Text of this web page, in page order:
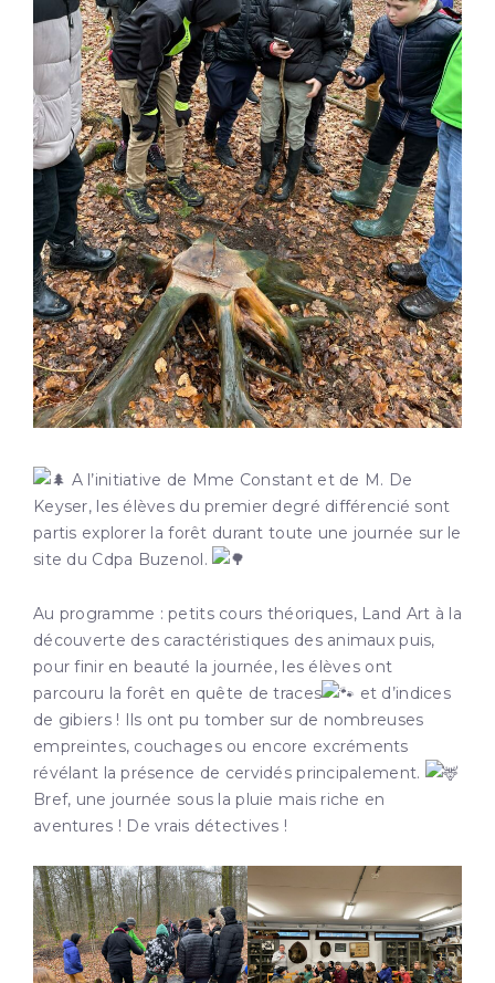
A l’initiative de Mme Constant et de M. De
Keyser, les élèves du premier degré différencié sont
partis explorer la forêt durant toute une journée sur le
site du Cdpa Buzenol.
Au programme : petits cours théoriques, Land Art à la
découverte des caractéristiques des animaux puis,
pour finir en beauté la journée, les élèves ont
parcouru la forêt en quête de traces
et d’indices
de gibiers ! Ils ont pu tomber sur de nombreuses
empreintes, couchages ou encore excréments
révélant la présence de cervidés principalement.
Bref, une journée sous la pluie mais riche en
aventures ! De vrais détectives !